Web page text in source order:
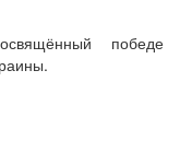
победе